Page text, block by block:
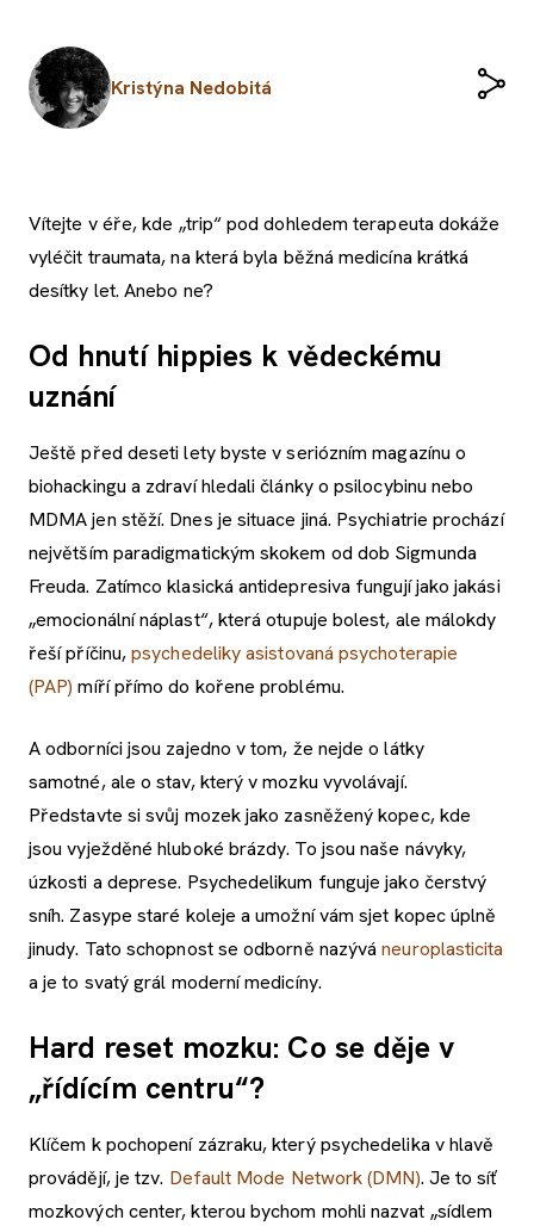
Kristýna Nedobitá
Vítejte v éře, kde „trip“ pod dohledem terapeuta dokáže
vyléčit traumata, na která byla běžná medicína krátká
desítky let. Anebo ne?
Od hnutí hippies k vědeckému
uznání
Ještě před deseti lety byste v seriózním magazínu o
biohackingu a zdraví hledali články o psilocybinu nebo
MDMA jen stěží. Dnes je situace jiná. Psychiatrie prochází
největším paradigmatickým skokem od dob Sigmunda
Freuda. Zatímco klasická antidepresiva fungují jako jakási
„emocionální náplast“, která otupuje bolest, ale málokdy
řeší příčinu,psychedeliky asistovaná psychoterapie
(PAP) míří přímo do kořene problému.
A odborníci jsou zajedno v tom, že nejde o látky
samotné, ale o stav, který v mozku vyvolávají.
Představte si svůj mozek jako zasněžený kopec, kde
jsou vyježděné hluboké brázdy. To jsou naše návyky,
úzkosti a deprese. Psychedelikum funguje jako čerstvý
sníh. Zasype staré koleje a umožní vám sjet kopec úplně
jinudy. Tato schopnost se odborně nazýváneuroplasticita
a je to svatý grál moderní medicíny.
Hard reset mozku: Co se děje v
„řídícím centru“?
Klíčem k pochopení zázraku, který psychedelika v hlavě
provádějí, je tzv. Default Mode Network (DMN). Je to síť
mozkových center, kterou bychom mohli nazvat „sídlem